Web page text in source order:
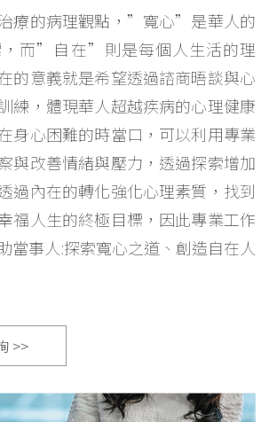
療的病理觀點，”寬心”是華人的
，而”自在”則是每個人生活的理
的意義就是希望透過諮商晤談與心
練，體現華人超越疾病的心理健康
身心困難的時當口，可以利用專業
與改善情緒與壓力，透過探索增加
過內在的轉化強化心理素質，找到
福人生的終極目標，因此專業工作
當事人:探索寬心之道、創造自在人
>>